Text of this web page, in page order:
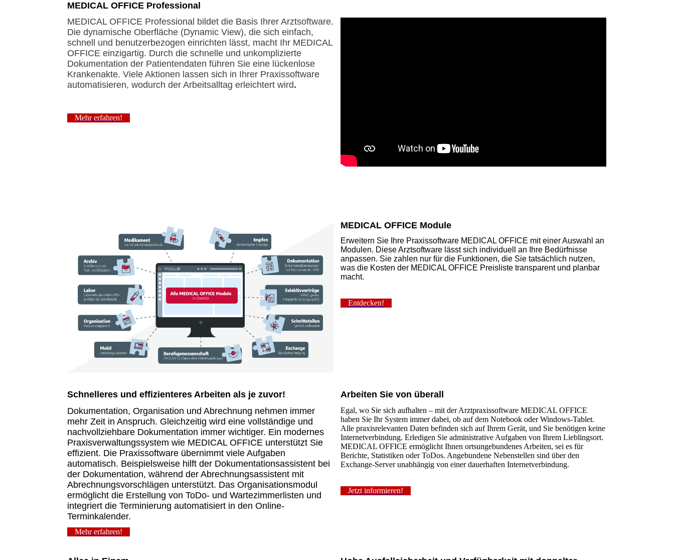
MEDICAL OFFICE Professional
MEDICAL OFFICE Professional bildet die Basis Ihrer Arztsoftware.
Die dynamische Oberfläche (Dynamic View), die sich einfach,
schnell und benutzerbezogen einrichten lässt, macht Ihr MEDICAL
OFFICE einzigartig. Durch die schnelle und unkomplizierte
Dokumentation der Patientendaten führen Sie eine lückenlose
Krankenakte. Viele Aktionen lassen sich in Ihrer Praxissoftware
automatisieren, wodurch der Arbeitsalltag erleichtert wird.
Mehr erfahren!
MEDICAL OFFICE Module
Erweitern Sie Ihre Praxissoftware MEDICAL OFFICE mit einer Auswahl an
Modulen. Diese Arztsoftware lässt sich individuell an Ihre Bedürfnisse
anpassen. Sie zahlen nur für die Funktionen, die Sie tatsächlich nutzen,
was die Kosten der MEDICAL OFFICE Preisliste transparent und planbar
macht.
Entdecken!
Schnelleres und effizienteres Arbeiten als je zuvor!
Dokumentation, Organisation und Abrechnung nehmen immer
mehr Zeit in Anspruch. Gleichzeitig wird eine vollständige und
nachvollziehbare Dokumentation immer wichtiger. Ein modernes
Praxisverwaltungssystem wie MEDICAL OFFICE unterstützt Sie
effizient. Die Praxissoftware übernimmt viele Aufgaben
automatisch. Beispielsweise hilft der Dokumentationsassistent bei
der Dokumentation, während der Abrechnungsassistent mit
Abrechnungsvorschlägen unterstützt. Das Organisationsmodul
ermöglicht die Erstellung von ToDo- und Wartezimmerlisten und
integriert die Terminierung automatisiert in den Online-
Terminkalender.
Mehr erfahren!
Arbeiten Sie von überall
Egal, wo Sie sich aufhalten – mit der Arztpraxissoftware MEDICAL OFFICE
haben Sie Ihr System immer dabei, ob auf dem Notebook oder Windows-Tablet.
Alle praxisrelevanten Daten befinden sich auf Ihrem Gerät, und Sie benötigen keine
Internetverbindung. Erledigen Sie administrative Aufgaben von Ihrem Lieblingsort.
MEDICAL OFFICE ermöglicht Ihnen ortsungebundenes Arbeiten, sei es für
Berichte, Statistiken oder ToDos. Angebundene Nebenstellen sind über den
Exchange-Server unabhängig von einer dauerhaften Internetverbindung.
Jetzt informieren!